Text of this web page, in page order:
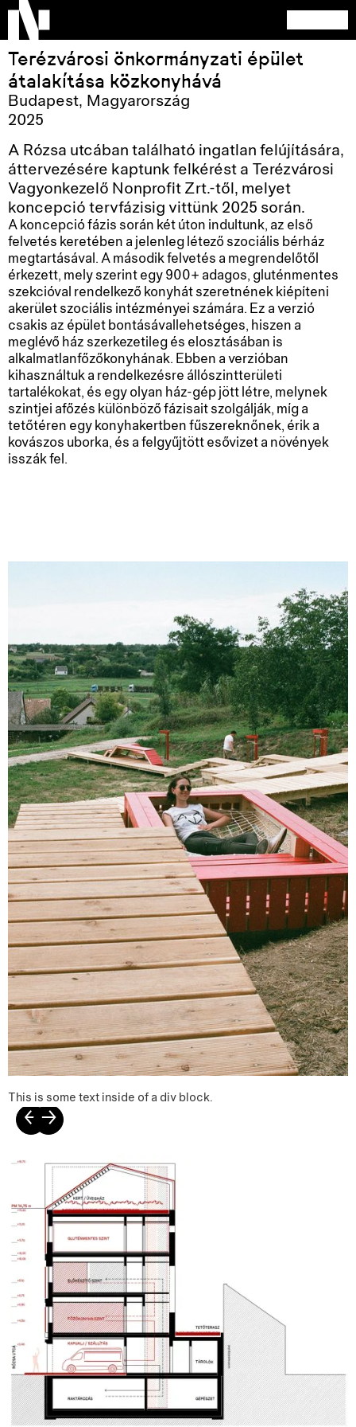
Terézvárosi önkormányzati épület
átalakítása közkonyhává
Budapest, Magyarország
2025
A Rózsa utcában található ingatlan felújítására,
áttervezésére kaptunk felkérést a Terézvárosi
Vagyonkezelő Nonprofit Zrt.-től, melyet
koncepció tervfázisig vittünk 2025 során.
A koncepció fázis során két úton indultunk, az első
felvetés keretében a jelenleg létező szociális bérház
megtartásával. A második felvetés a megrendelőtől
érkezett, mely szerint egy 900+ adagos, gluténmentes
szekcióval rendelkező konyhát szeretnének kiépíteni
akerület szociális intézményei számára. Ez a verzió
csakis az épület bontásávallehetséges, hiszen a
meglévő ház szerkezetileg és elosztásában is
alkalmatlanfőzőkonyhának. Ebben a verzióban
kihasználtuk a rendelkezésre állószintterületi
tartalékokat, és egy olyan ház-gép jött létre, melynek
szintjei afőzés különböző fázisait szolgálják, míg a
tetőtéren egy konyhakertben fűszereknőnek, érik a
kovászos uborka, és a felgyűjtött esővizet a növények
isszák fel.
This is some text inside of a div block.
← →